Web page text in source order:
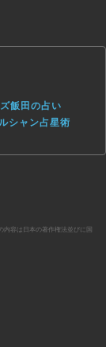
飯田の占い
シャン占星術
容は日本の著作権法並びに国